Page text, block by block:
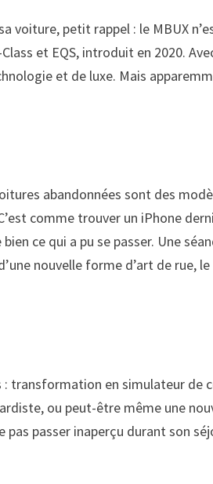
voiture, petit rappel : le MBUX
et EQS, introduit en 2020.
et de luxe. Mais
abandonnées sont des
comme trouver un iPhone
ce qui a pu se passer. Une
nouvelle forme d’art de rue,
: transformation en simulateur de
ou peut-être même une
passer inaperçu durant son